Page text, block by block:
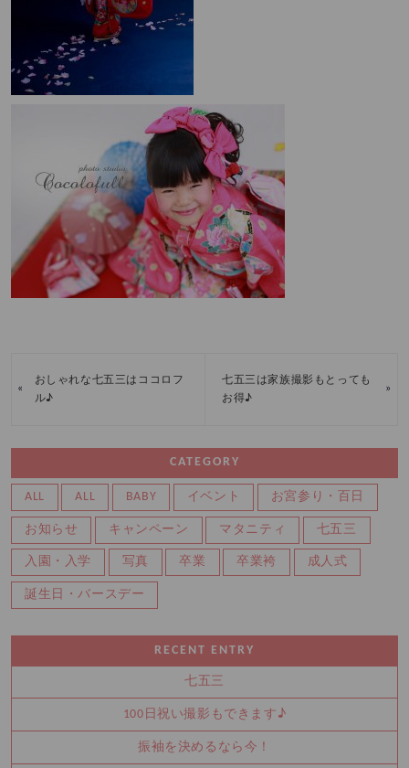
«
おしゃれな七五三はココロフ
ル♪
七五三は家族撮影もとっても
お得♪
»
CATEGORY
ALL ALL BABY イベント お宮参り・百日
お知らせ キャンペーン マタニティ 七五三
入園・入学 写真 卒業 卒業袴 成人式
誕生日・バースデー
RECENT ENTRY
七五三
100日祝い撮影もできます♪
振袖を決めるなら今！